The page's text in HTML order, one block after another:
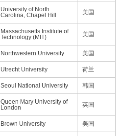
University of North
Carolina, Chapel Hill
美国
Massachusetts Institute of
Technology (MIT)
美国
Northwestern University 美国
Utrecht University 荷兰
Seoul National University 韩国
Queen Mary University of
London
英国
Brown University 美国